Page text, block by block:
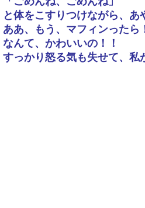
と体をこすりつけながら、あ
ああ、もう、マフィンったら
なんて、かわいいの！！
すっかり怒る気も失せて、私